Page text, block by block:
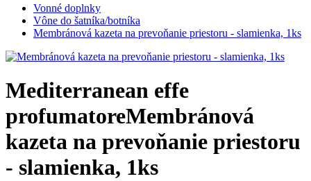
Vonné doplnky
Vône do šatníka/botníka
Membránová kazeta na prevoňanie priestoru - slamienka, 1ks
Mediterranean effe
profumatoreMembránová
kazeta na prevoňanie priestoru
- slamienka, 1ks